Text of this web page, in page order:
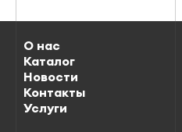
О нас
Каталог
Новости
Контакты
Услуги